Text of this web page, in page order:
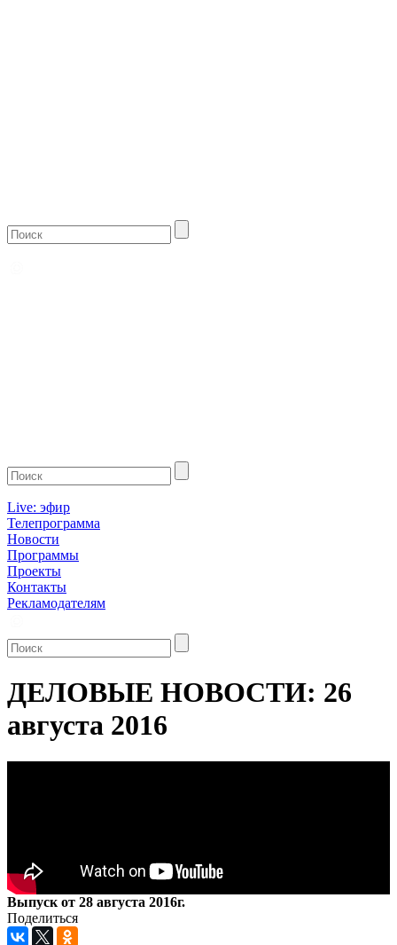
Live: эфир
Телепрограмма
Новости
Программы
Проекты
Контакты
Рекламодателям
ДЕЛОВЫЕ НОВОСТИ: 26
августа 2016
Выпуск от 28 августа 2016г.
Поделиться